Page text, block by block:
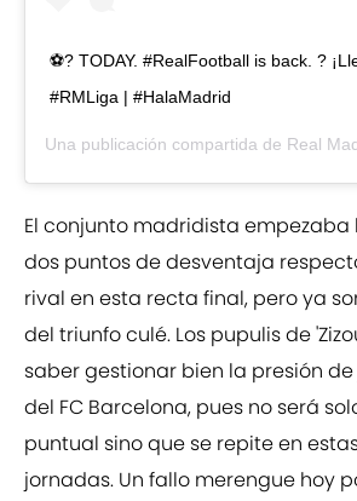
⚽? TODAY. #RealFootball is back. ?
#RMLiga | #HalaMadrid
Una publicación compartida de Real
El conjunto madridista
dos puntos de desventaja
rival en esta recta final, pero ya
del triunfo culé. Los pupulis de
saber gestionar bien la presión
del FC Barcelona, pues no será
puntual sino que se repite en
jornadas. Un fallo merengue hoy